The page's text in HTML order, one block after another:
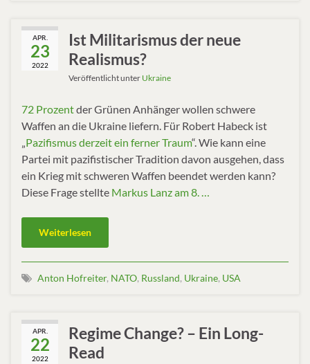
APR.
23
2022
Ist Militarismus der neue
Realismus?
Veröffentlicht unter Ukraine
72 Prozentder Grünen Anhänger wollen schwere
Waffen an die Ukraine liefern. Für Robert Habeck ist
„Pazifismus derzeit ein ferner Traum“. Wie kann eine
Partei mit pazifistischer Tradition davon ausgehen, dass
ein Krieg mit schweren Waffen beendet werden kann?
Diese Frage stellte Markus Lanz am 8. …
Weiterlesen
Anton Hofreiter, NATO, Russland, Ukraine, USA
APR.
22
2022
Regime Change? – Ein Long-
Read